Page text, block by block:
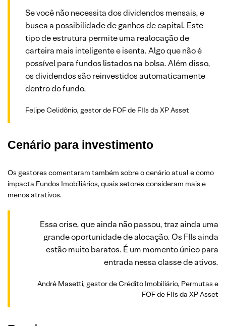
Se você não necessita dos dividendos mensais, e
busca a possibilidade de ganhos de capital. Este
tipo de estrutura permite uma realocação de
carteira mais inteligente e isenta. Algo que não é
possível para fundos listados na bolsa. Além disso,
os dividendos são reinvestidos automaticamente
dentro do fundo.
Felipe Celidônio, gestor de FOF de FIIs da XP Asset
Cenário para investimento
Os gestores comentaram também sobre o cenário atual e como
impacta Fundos Imobiliários, quais setores consideram mais e
menos atrativos.
Essa crise, que ainda não passou, traz ainda uma
grande oportunidade de alocação. Os FIIs ainda
estão muito baratos. É um momento único para
entrada nessa classe de ativos.
André Masetti, gestor de Crédito Imobiliário, Permutas e
FOF de FIIs da XP Asset